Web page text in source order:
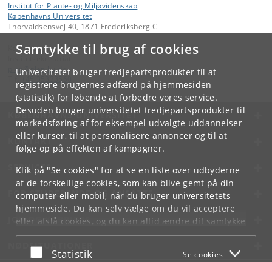
Samtykke til brug af cookies
Universitetet bruger tredjepartsprodukter til at
registrere brugernes adfærd på hjemmesiden
(statistik) for løbende at forbedre vores service.
Desuden bruger universitetet tredjepartsprodukter til
markedsføring af for eksempel udvalgte uddannelser
eller kurser, til at personalisere annoncer og til at
følge op på effekten af kampagner.
Klik på "Se cookies" for at se en liste over udbyderne
af de forskellige cookies, som kan blive gemt på din
computer eller mobil, når du bruger universitetets
hjemmeside. Du kan selv vælge om du vil acceptere
eller afslå cookies, og du kan altid ændre dit samtykke
underCookie- og privatlivspolitiksom du finder i
bunden af hver side.
Acceptér eller afslå
Statistik Se cookies
Institut for Plante- og Miljøvidenskab
Københavns Universitet
Thorvaldsensvej 40, 1871 Frederiksberg C
Kontakt:
Institutsekretariat
plen@plen.ku.dk
KØBENHAVNS UNIVERSITET
KONTAKT
SERVICES
FOR STUDERENDE OG ANSATTE
JOB OG KARRIERE
NØDSITUATIONER